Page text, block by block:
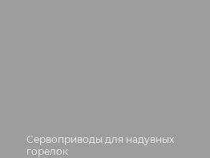
Сервоприводы для надувных
горелок